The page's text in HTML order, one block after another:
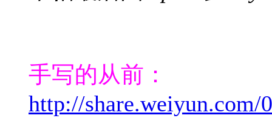
手写的从前：
http://share.weiyun.com/